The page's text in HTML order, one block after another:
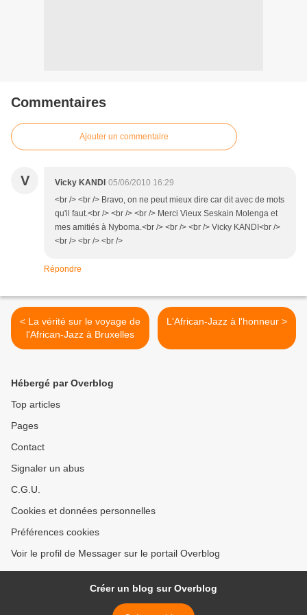
Commentaires
Ajouter un commentaire
V Vicky KANDI 05/06/2010 16:29
<br /> <br /> Bravo, on ne peut mieux dire car dit avec de mots
qu'il faut.<br /> <br /> <br /> Merci Vieux Seskain Molenga et
mes amitiés à Nyboma.<br /> <br /> <br /> Vicky KANDI<br />
<br /> <br /> <br />
Répondre
< La vérité sur le voyage de
l'African-Jazz à Bruxelles
L'African-Jazz à l'honneur >
Hébergé par Overblog
Top articles
Pages
Contact
Signaler un abus
C.G.U.
Cookies et données personnelles
Préférences cookies
Voir le profil de Messager sur le portail Overblog
Créer un blog sur Overblog